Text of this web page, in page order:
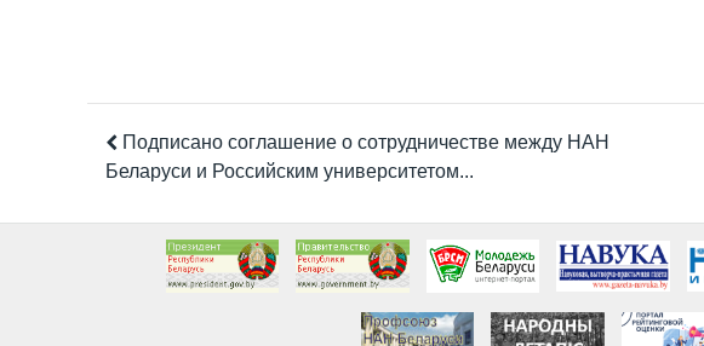
Подписано соглашение о сотрудничестве между НАН
Беларуси и Российским университетом...